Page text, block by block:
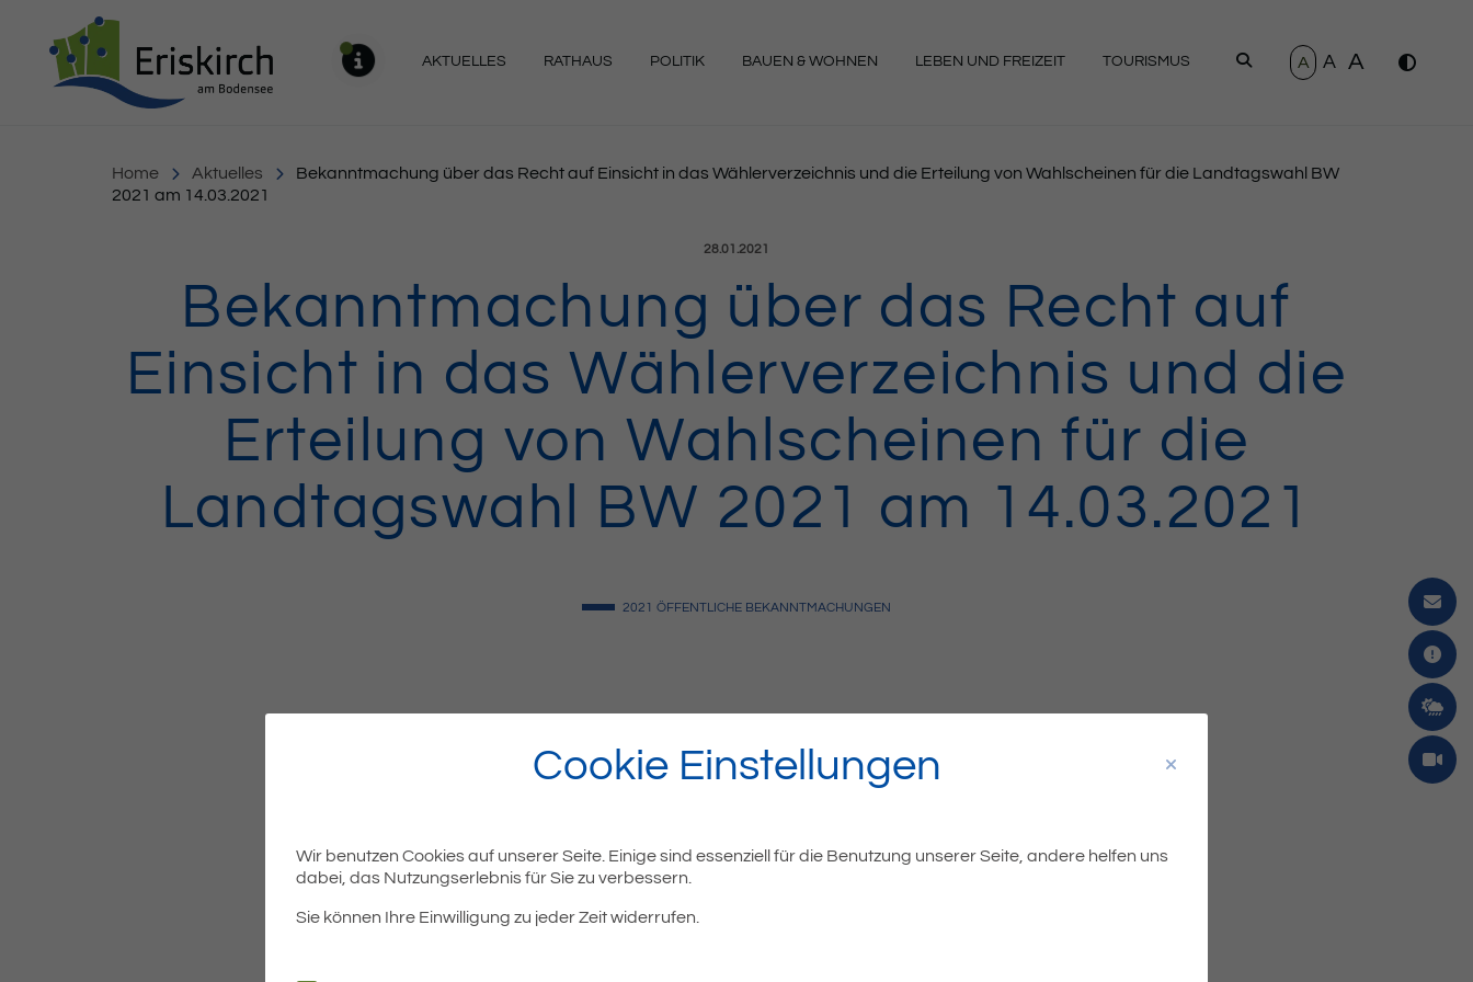
AKTUELLES RATHAUS POLITIK BAUEN & WOHNEN LEBEN UND FREIZEIT TOURISMUS SUCHEN
A A A
Home Aktuelles
Bekanntmachung über das Recht auf Einsicht in das Wählerverzeichnis und die Erteilung von Wahlscheinen für die Landtagswahl BW
2021 am 14.03.2021
Veröffentlicht am:
28.01.2021
Bekanntmachung über das Recht auf
Einsicht in das Wählerverzeichnis und die
Erteilung von Wahlscheinen für die
Landtagswahl BW 2021 am 14.03.2021
2021 ÖFFENTLICHE BEKANNTMACHUNGEN
Cookie Einstellungen
Wir benutzen Cookies auf unserer Seite. Einige sind essenziell für die Benutzung unserer Seite, andere helfen uns
dabei, das Nutzungserlebnis für Sie zu verbessern.
Sie können Ihre Einwilligung zu jeder Zeit widerrufen.